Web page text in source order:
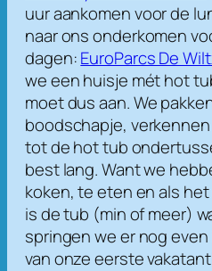
uur aankomen voor de
naar ons onderkomen
dagen:EuroParcs De
we een huisje mét hot
moet dus aan. We
boodschapje,
tot de hot tub
best lang. Want we
koken, te eten en als
is de tub (min of meer)
springen we er nog
van onze eerste